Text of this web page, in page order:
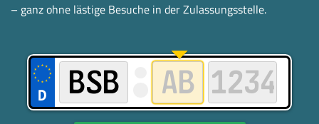
– ganz ohne lästige Besuche in der Zulassungsstelle.